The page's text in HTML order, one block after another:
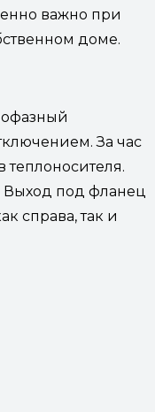
важно при
доме.
За час
теплоносителя.
Выход под фланец
справа, так и